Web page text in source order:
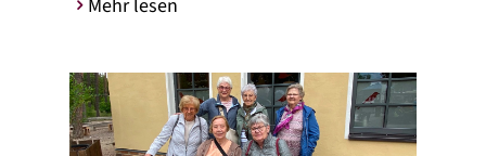
Mehr lesen